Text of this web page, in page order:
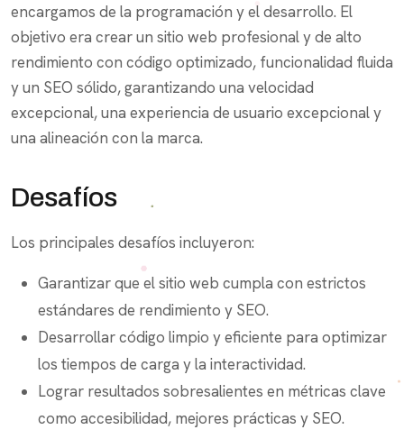
encargamos de la programación y el desarrollo. El
objetivo era crear un sitio web profesional y de alto
rendimiento con código optimizado, funcionalidad fluida
y un SEO sólido, garantizando una velocidad
excepcional, una experiencia de usuario excepcional y
una alineación con la marca.
Desafíos
Los principales desafíos incluyeron:
Garantizar que el sitio web cumpla con estrictos
estándares de rendimiento y SEO.
Desarrollar código limpio y eficiente para optimizar
los tiempos de carga y la interactividad.
Lograr resultados sobresalientes en métricas clave
como accesibilidad, mejores prácticas y SEO.